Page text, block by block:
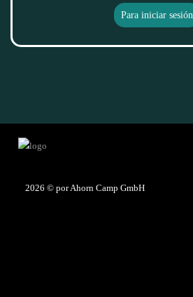
Para iniciar sesión
2026 © por Ahorn Camp GmbH